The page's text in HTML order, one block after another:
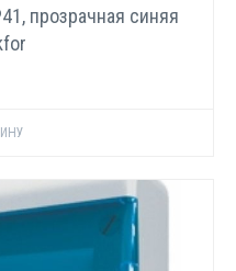
прозрачная синяя